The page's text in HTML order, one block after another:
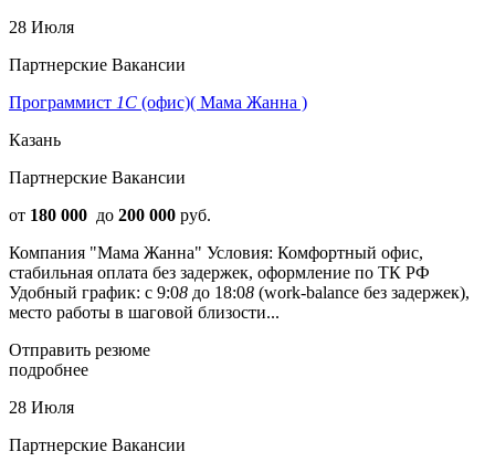
28 Июля
Партнерские Вакансии
Программист 1С (офис)( Мама Жанна )
Казань
Партнерские Вакансии
от 180 000 до 200 000 руб.
Компания "Мама Жанна" Условия: Комфортный офис,
стабильная оплата без задержек, оформление по ТК РФ
Удобный график: с 9:08 до 18:08 (work-balance без задержек),
место работы в шаговой близости...
Отправить резюме
подробнее
28 Июля
Партнерские Вакансии